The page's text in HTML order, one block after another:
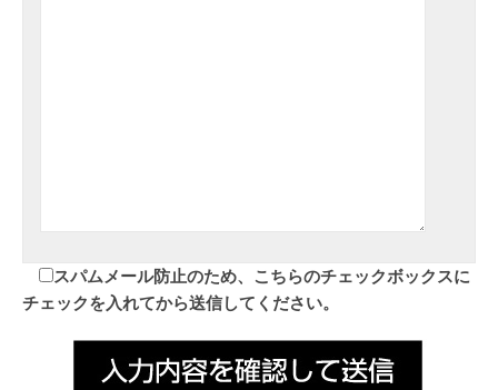
スパムメール防止のため、こちらのチェックボックスに
チェックを入れてから送信してください。